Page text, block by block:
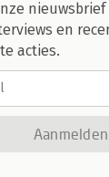
en
acties.
Aanmelden